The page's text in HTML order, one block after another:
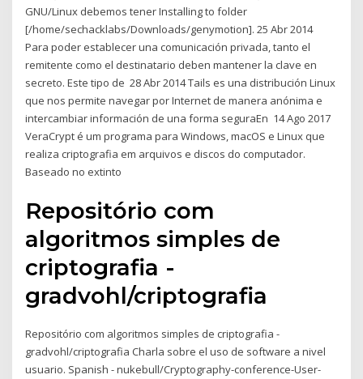
GNU/Linux debemos tener Installing to folder
[/home/sechacklabs/Downloads/genymotion]. 25 Abr 2014
Para poder establecer una comunicación privada, tanto el
remitente como el destinatario deben mantener la clave en
secreto. Este tipo de 28 Abr 2014 Tails es una distribución Linux
que nos permite navegar por Internet de manera anónima e
intercambiar información de una forma seguraEn 14 Ago 2017
VeraCrypt é um programa para Windows, macOS e Linux que
realiza criptografia em arquivos e discos do computador.
Baseado no extinto
Repositório com
algoritmos simples de
criptografia -
gradvohl/criptografia
Repositório com algoritmos simples de criptografia -
gradvohl/criptografia Charla sobre el uso de software a nivel
usuario. Spanish - nukebull/Cryptography-conference-User-